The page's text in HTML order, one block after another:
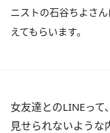
ニストの石谷ちよさ
えてもらいます。
女友達とのLINEっ
見せられないような